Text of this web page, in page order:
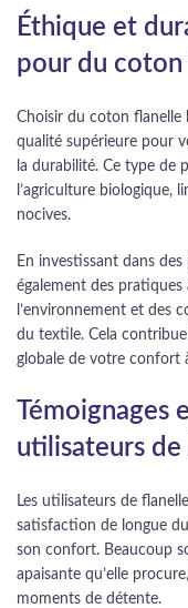
Éthique et
pour du
Choisir du coton flanelle
qualité supérieure pour
la durabilité. Ce type de
l’agriculture biologique,
nocives.
En investissant dans
également des pratiques
l’environnement et des
du textile. Cela
globale de votre confort
utilisateurs
Les utilisateurs de
satisfaction de longue
son confort. Beaucoup
apaisante qu’elle
moments de détente.